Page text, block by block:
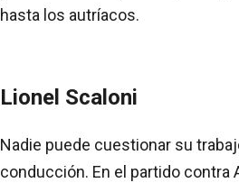
hasta los autríacos.
Lionel Scaloni
Nadie puede cuestionar su
conducción. En el partido contra